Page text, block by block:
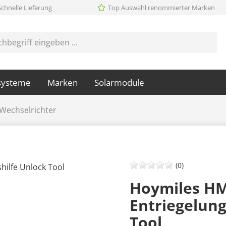
Lieferung Top Auswahl renommierter Marken
Marken Solarmodule
Hoymiles
(0)